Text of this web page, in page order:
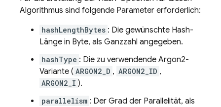
Algorithmus sind folgende Parameter erforderlich:
hashLengthBytes : Die gewünschte Hash-
Länge in Byte, als Ganzzahl angegeben.
hashType : Die zu verwendende Argon2-
Variante ( ARGON2_D , ARGON2_ID ,
ARGON2_I ).
parallelism : Der Grad der Parallelität, als